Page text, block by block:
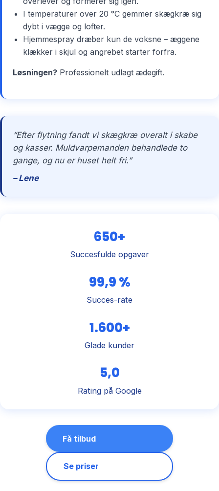
I temperaturer over 20 °C gemmer skægkræ sig
dybt i vægge og lofter.
Hjemmespray dræber kun de voksne – æggene
klækker i skjul og angrebet starter forfra.
Løsningen? Professionelt udlagt ædegift.
“Efter flytning fandt vi skægkræ overalt i skabe
og kasser. Muldvarpemanden behandlede to
gange, og nu er huset helt fri.”
– Lene
650+
Succesfulde opgaver
99,9 %
Succes-rate
1.600+
Glade kunder
5,0
Rating på Google
Få tilbud
Se priser